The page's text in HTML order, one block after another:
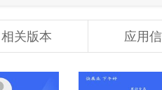
相关版本 应用